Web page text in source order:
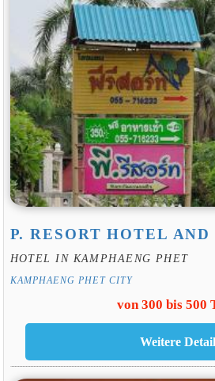
P. RESORT HOTEL AND
HOTEL IN KAMPHAENG PHET
KAMPHAENG PHET CITY
von 300 bis 500